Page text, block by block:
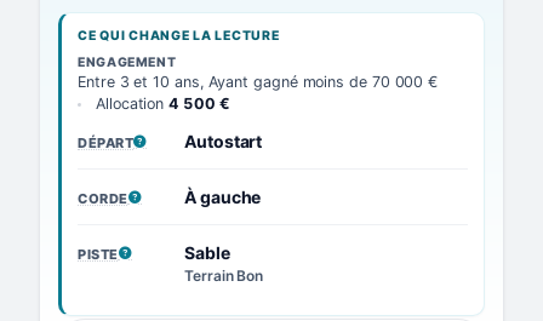
CE QUI CHANGE LA LECTURE
ENGAGEMENT
Entre 3 et 10 ans, Ayant gagné moins de 70 000 €
Allocation4 500 €
DÉPART
, VOIR LA DÉFINITIONAutostart
CORDE
, VOIR LA DÉFINITION
À gauche
PISTE
, VOIR LA DÉFINITION
Sable
Terrain Bon